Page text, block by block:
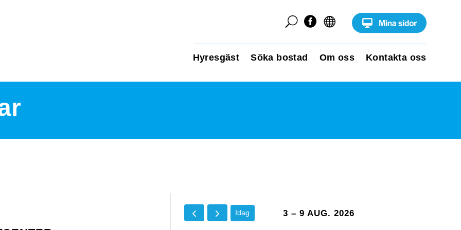


U
Hyresgäst Söka bostad Om oss Kontakta oss
Idag 3 – 9 AUG. 2026